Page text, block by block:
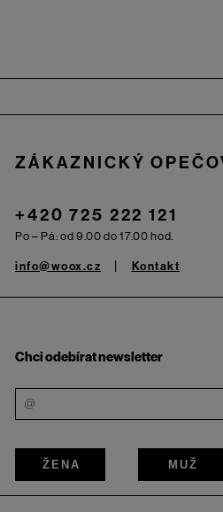
ZÁKAZNICKÝ
+420 725 222 121
Po – Pá: od 9.00 do 17.00 hod.
info@woox.cz Kontakt
Chci odebírat newsletter
ŽENA MUŽ